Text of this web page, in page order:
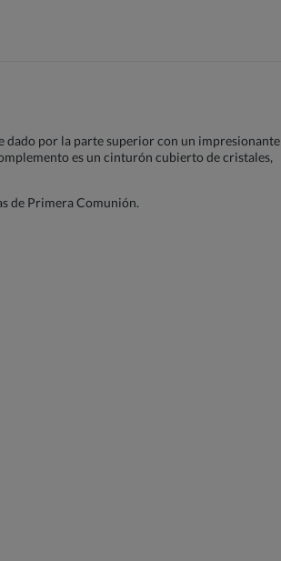
dado por la parte superior con un impresionante
es un cinturón cubierto de cristales,
de Primera Comunión.